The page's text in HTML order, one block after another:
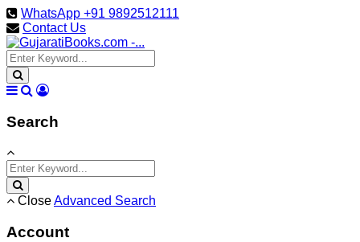
WhatsApp +91 9892512111
Contact Us
Search
CloseAdvanced Search
Account